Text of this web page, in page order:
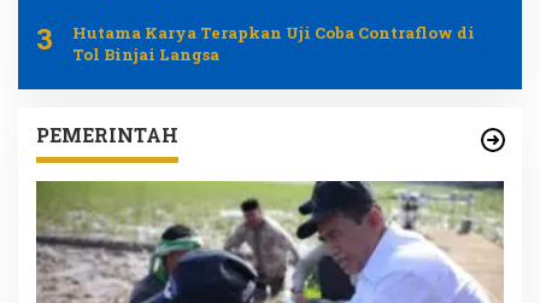
3
Hutama Karya Terapkan Uji Coba Contraflow di
Tol Binjai Langsa
PEMERINTAH